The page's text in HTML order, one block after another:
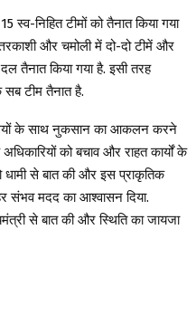
स्व-निहित टीमों को तैनात किया गया
और चमोली में दो-दो टीमें और
तैनात किया गया है. इसी तरह
टीम तैनात है.
के साथ नुकसान का आकलन करने
को बचाव और राहत कार्यों के
धामी से बात की और इस प्राकृतिक
मदद का आश्वासन दिया.
से बात की और स्थिति का जायजा